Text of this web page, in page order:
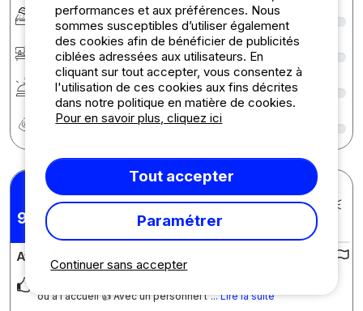
Confort
Accueil
Services
Rapport qualité/prix
9,44
Posté le 22/09/2025
Séjour : 06/09/2025 -
Avis sur le camping :
ou a l'accueil 👍 Avec un personnel t ... Lire la suite
Continuer sans accepter
performances et aux préférences. Nous
sommes susceptibles d’utiliser également
des cookies afin de bénéficier de publicités
ciblées adressées aux utilisateurs. En
cliquant sur tout accepter, vous consentez à
l'utilisation de ces cookies aux fins décrites
dans notre politique en matière de cookies.
Pour en savoir plus, cliquez ici
Tout accepter
Paramétrer